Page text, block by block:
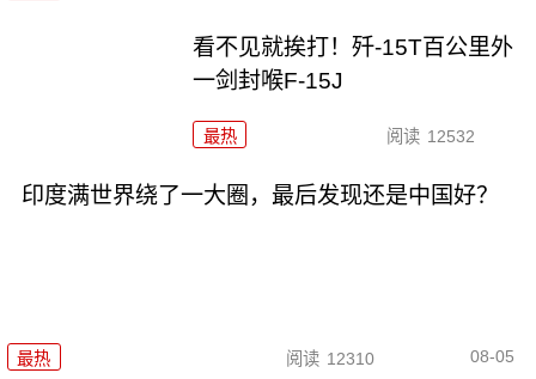
看不见就挨打！歼-15T百公里外
一剑封喉F-15J
最热 阅读 12532
印度满世界绕了一大圈，最后发现还是中国好？
最热 阅读 12310 08-05